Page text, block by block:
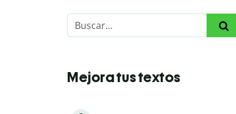
Mejora tus textos